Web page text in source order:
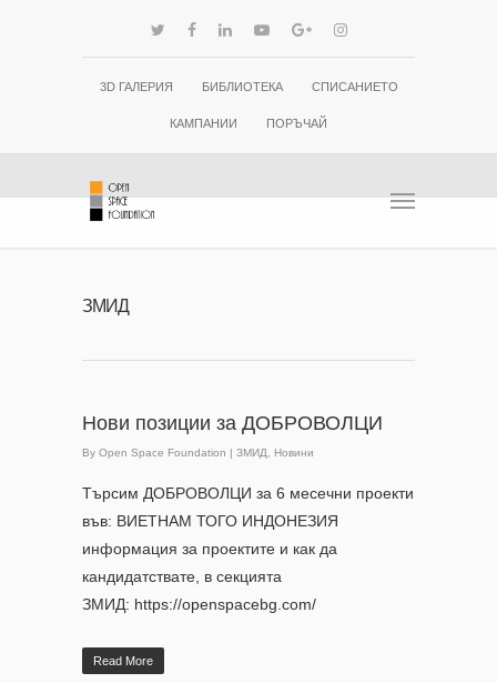
3D ГАЛЕРИЯ БИБЛИОТЕКА СПИСАНИЕТО
КАМПАНИИ ПОРЪЧАЙ
ЗМИД
Нови позиции за ДОБРОВОЛЦИ
By Open Space Foundation | ЗМИД Новини
Търсим ДОБРОВОЛЦИ за 6 месечни проекти
във: ВИЕТНАМ ТОГО ИНДОНЕЗИЯ
информация за проектите и как да
кандидатствате, в секцията
ЗМИД: https://openspacebg.com/
Read More